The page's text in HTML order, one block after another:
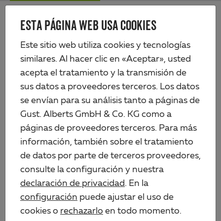
ESTA PÁGINA WEB USA COOKIES
Este sitio web utiliza cookies y tecnologías
similares. Al hacer clic en «Aceptar», usted
acepta el tratamiento y la transmisión de
sus datos a proveedores terceros. Los datos
se envían para su análisis tanto a páginas de
Gust. Alberts GmbH & Co. KG como a
páginas de proveedores terceros. Para más
información, también sobre el tratamiento
de datos por parte de terceros proveedores,
consulte la configuración y nuestra
declaración de privacidad. En la
configuración puede ajustar el uso de
cookies o rechazarlo en todo momento.
Skip
content
Alberts
Productos
Tecnología de vallas
Paneles de rejilla de varilla doble y puertas
Anclaje para postes para postes de cercado 60 x 40 mm en bordillos en L